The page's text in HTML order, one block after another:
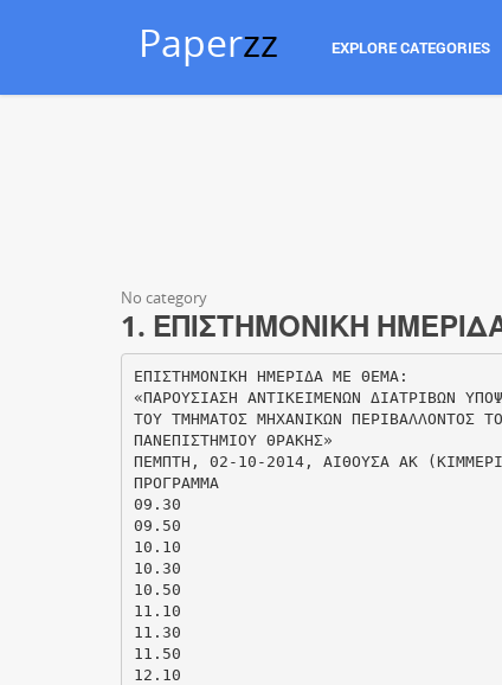
Paperzz EXPLORE CATEGORIES
No category
1. ΕΠΙΣΤΗΜΟΝΙΚΗ
ΕΠΙΣΤΗΜΟΝΙΚΗ ΗΜΕΡΙΔΑ ΜΕ ΘΕΜΑ:
«ΠΑΡΟΥΣΙΑΣΗ ΑΝΤΙΚΕΙΜΕΝΩΝ ΔΙΑΤΡΙΒΩΝ
ΤΟΥ ΤΜΗΜΑΤΟΣ ΜΗΧΑΝΙΚΩΝ ΠΕΡΙΒΑΛΛΟΝΤΟΣ
ΠΑΝΕΠΙΣΤΗΜΙΟΥ ΘΡΑΚΗΣ»
ΠΕΜΠΤΗ, 02-10-2014, ΑΙΘΟΥΣΑ ΑΚ
ΠΡΟΓΡΑΜΜΑ
09.30
09.50
10.10
10.30
10.50
11.10
11.30
11.50
12.10